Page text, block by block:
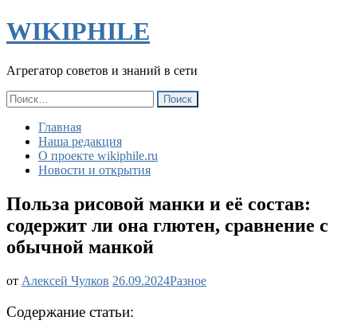
WIKIPHILE
Агрегатор советов и знаний в сети
Найти:
Главная
Наша редакция
О проекте wikiphile.ru
Новости и открытия
Польза рисовой манки и её состав:
содержит ли она глютен, сравнение с
обычной манкой
от Алексей Чулков 26.09.2024Польза
Разное
Содержание статьи: